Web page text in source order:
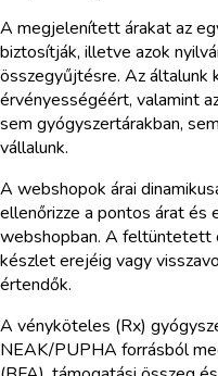
A megjelenített árakat az
biztosítják, illetve azok
összegyűjtésre. Az
érvényességéért, valamint
sem gyógyszertárakban,
vállalunk.
A webshopok árai
ellenőrizze a pontos árat
webshopban. A feltüntetett
készlet erejéig vagy
értendők.
A vényköteles (Rx)
NEAK/PUPHA forrásból